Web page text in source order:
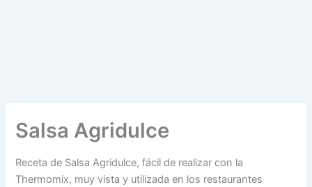
Salsa Agridulce
Receta de Salsa Agridulce, fácil de realizar con la
Thermomix, muy vista y utilizada en los restaurantes